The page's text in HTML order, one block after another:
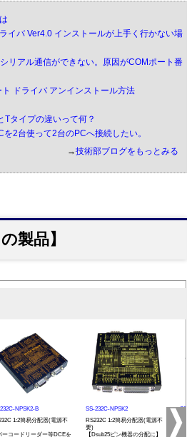
イバ Ver4.0 インストールが上手く行かない場
リアル通信ができない。原因がCOMポート番
ドライバ アンインストール方法
タイプの違いって何？
2台使って2台のPCへ接続したい。
→技術部ブログをもっとみる
製品】
NPSK2-B
1:2簡易分配器(電源不
ーコードリーダー等DCEを
SS-232C-NPSK2
RS232C 1:2簡易分配器(電源不
要)
【Dsub25ピン機器の分配に】
SS-
ア